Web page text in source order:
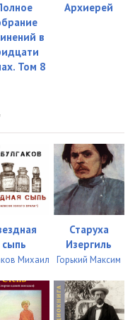
в
Том 8
Архиерей
сыпь
Михаил
Старуха
Изергиль
Горький Максим